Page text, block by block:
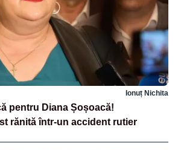
Ionuț Nichita
pentru Diana Șoșoacă!
rănită într-un accident rutier